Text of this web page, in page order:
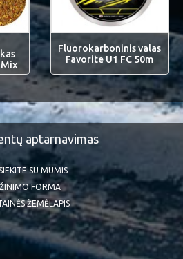
Fluorokarboninis valas
Favorite U1 FC 50m
aptarnavimas
SU MUMIS
FORMA
ŽEMĖLAPIS